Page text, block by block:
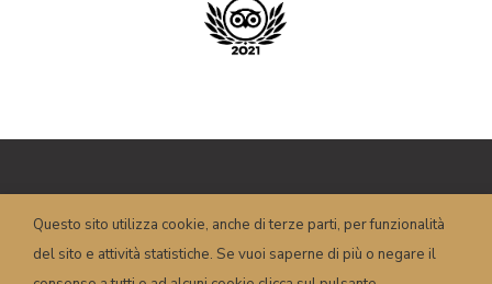
00658350251 – Piazza Dogliani, 19 – 32022
info@hotelposta.com
Questo sito utilizza cookie, anche di terze parti, per funzionalità
del sito e attività statistiche. Se vuoi saperne di più o negare il